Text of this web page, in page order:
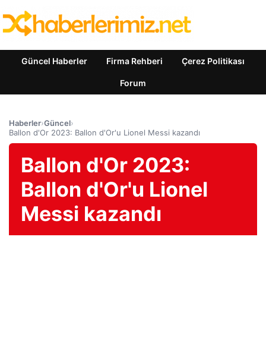
Güncel Haberler Firma Rehberi Çerez Politikası
Forum
Haberler›Güncel›
Ballon d'Or 2023: Ballon d'Or'u Lionel Messi kazandı
Ballon d'Or 2023:
Ballon d'Or'u Lionel
Messi kazandı